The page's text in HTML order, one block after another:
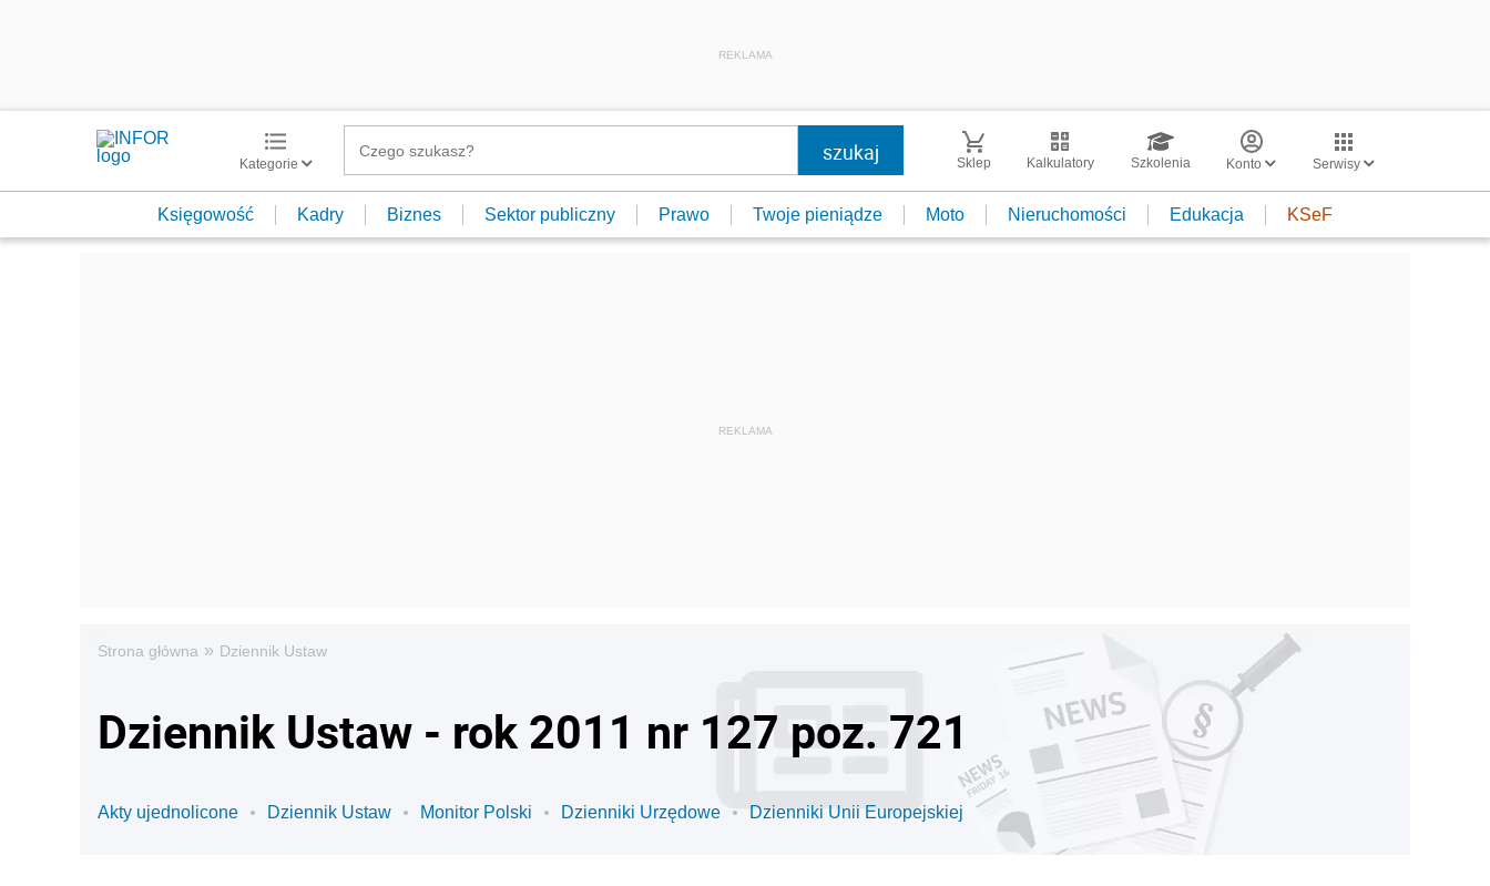
REKLAMA
Kategorie Sklep Kalkulatory Szkolenia Konto Serwisy
Księgowość Kadry Biznes Sektor publiczny Prawo Twoje pieniądze Moto Nieruchomości Edukacja KSeF
Strona główna » Dziennik Ustaw
Dziennik Ustaw - rok 2011 nr 127 poz. 721
Akty ujednolicone Dziennik Ustaw Monitor Polski Dzienniki Urzędowe Dzienniki Unii Europejskiej